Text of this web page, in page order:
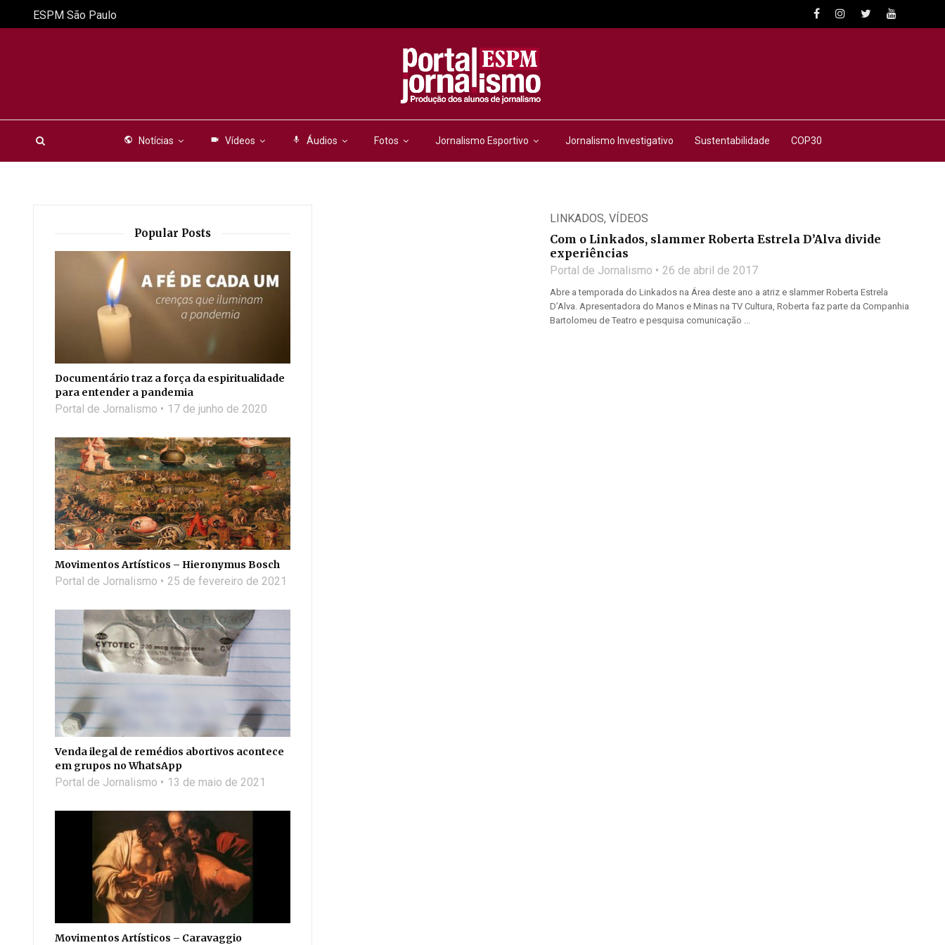
public Notícias videocam Vídeos mic Áudios Fotos Jornalismo Esportivo Jornalismo Investigativo Sustentabilidade COP30
ESPM São Paulo
LINKADOS, VÍDEOS
Com o Linkados, slammer Roberta Estrela D’Alva divide
experiências
Portal de Jornalismo 26 de abril de 2017
Abre a temporada do Linkados na Área deste ano a atriz e slammer Roberta Estrela
D’Alva. Apresentadora do Manos e Minas na TV Cultura, Roberta faz parte da Companhia
Bartolomeu de Teatro e pesquisa comunicação ...
Popular Posts
Documentário traz a força da espiritualidade
para entender a pandemia
Portal de Jornalismo 17 de junho de 2020
Movimentos Artísticos – Hieronymus Bosch
Portal de Jornalismo 25 de fevereiro de 2021
Venda ilegal de remédios abortivos acontece
em grupos no WhatsApp
Portal de Jornalismo 13 de maio de 2021
Movimentos Artísticos – Caravaggio